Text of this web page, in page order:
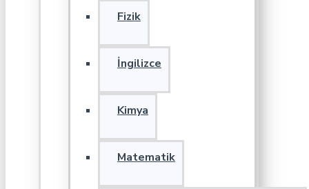
Fizik
İngilizce
Kimya
Matematik